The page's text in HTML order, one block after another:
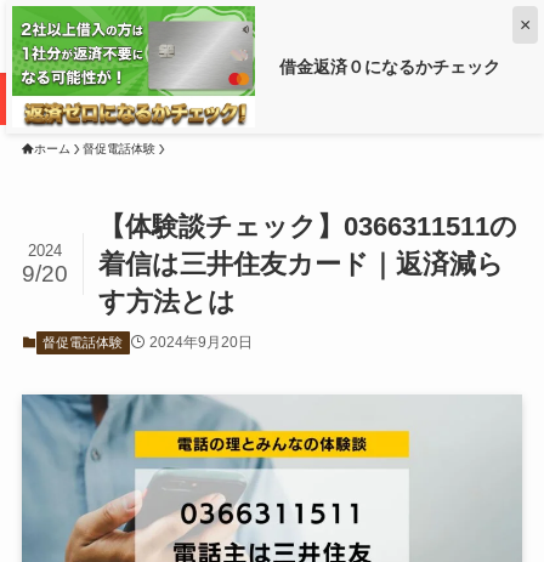
借金返済０になるかチェック
×
借金がいくら減るか調べるなら ➡
ホーム 督促電話体験
【体験談チェック】0366311511の
着信は三井住友カード｜返済減ら
す方法とは
2024
9/20
督促電話体験 2024年9月20日